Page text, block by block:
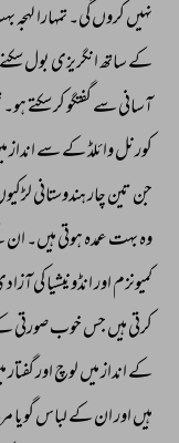
نہیں کروں گی۔ تمہارا لہجہ
کے ساتھ انگریزی بول سکنے
آسانی سے گفتگو کر سکتے ہو۔
کورنل وائلڈ کے سے انداز
جن تین چار ہندوستانی
وہ بہت عمدہ ہوتی ہیں۔ ان
کمیونزم اور انڈونیشیا کی
کرتی ہیں جس خوب صورتی
کے انداز میں لوچ اور گفتار
ہیں اور ان کے لباس گویا